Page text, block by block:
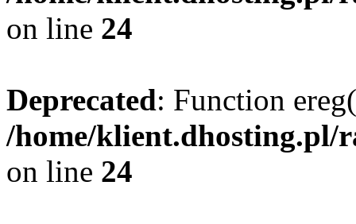
on line 24
Deprecated: Function
/home/klient.dhosting.pl/
on line 24